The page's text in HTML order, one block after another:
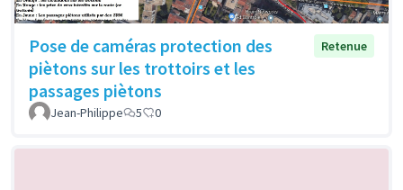
Pose de caméras protection des
piètons sur les trottoirs et les
passages piètons
Retenue
Jean-Philippe 5 0